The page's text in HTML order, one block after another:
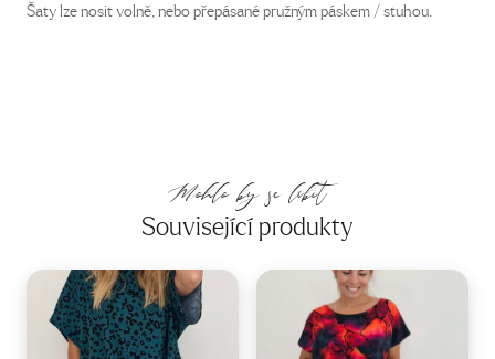
Šaty lze nosit volně, nebo přepásané pružným páskem / stuhou.
Mohlo by se líbit
Související produkty